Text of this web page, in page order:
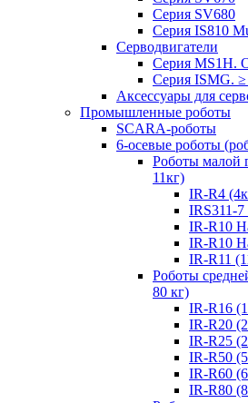
Серия SV680
Серия IS810
Серводвигатели
Серия MS1H.
Серия ISMG.
Аксессуары для
Промышленные роботы
SCARA-роботы
6-осевые роботы
Роботы малой
11кг)
IR-R4
IRS311-
IR-R10
IR-R10
IR-R11
Роботы
80 кг)
IR-R16
IR-R20
IR-R25
IR-R50
IR-R60
IR-R80